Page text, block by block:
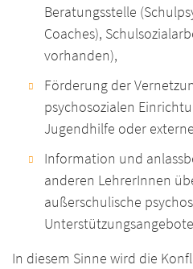
Beratungsstelle
Coaches),
vorhanden),
Förderung der
psychosozialen
Jugendhilfe oder
Information und
anderen LehrerInnen
außerschulische
Unterstützungsangebote
In diesem Sinne wird die